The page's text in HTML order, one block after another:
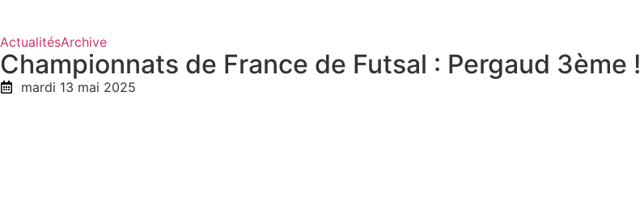
ActualitésArchive
Championnats de France de Futsal : Pergaud 3ème !
mardi 13 mai 2025